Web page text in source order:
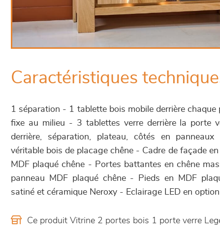
Caractéristiques
1 séparation - 1 tablette bois mobile derrière
fixe au milieu - 3 tablettes verre derrière la porte
derrière, séparation, plateau, côtés en
véritable bois de placage chêne - Cadre de façade
MDF plaqué chêne - Portes battantes en chêne
panneau MDF plaqué chêne - Pieds en MDF
satiné et céramique Neroxy - Eclairage LED en option
Ce produit Vitrine 2 portes bois 1 porte verre